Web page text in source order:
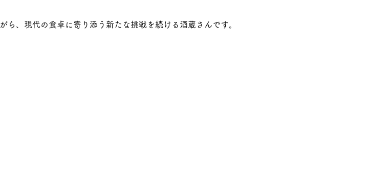
ら、現代の食卓に寄り添う新たな挑戦を続ける酒蔵さんです。